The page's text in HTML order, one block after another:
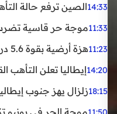
14:33الصين ترفع حالة
11:33موجة حر قاسية تضرب
11:23هزة أرضية بقوة 5.6 درجات تضرب مصر
14:20إيطاليا تعلن التأهب القصوى في 23 مدينة
18:15زلزال يهز جنوب